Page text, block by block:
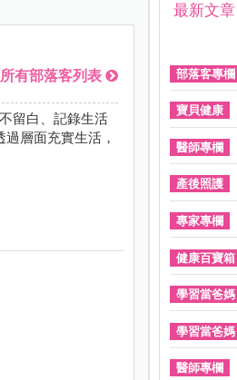
所有部落客列表
留白、記錄生活
層面充實生活，
最新文章
部落客專欄
寶貝健康
醫師專欄
產後照護
專家專欄
健康百寶箱
學習當爸媽
學習當爸媽
醫師專欄